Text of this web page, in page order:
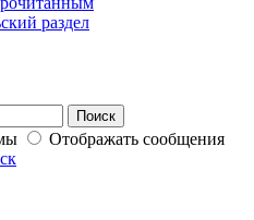
раздел
Отображать сообщения